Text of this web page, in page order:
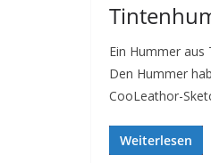
Ein Hummer
Den Hummer
CooLeathor-
Weiterlesen